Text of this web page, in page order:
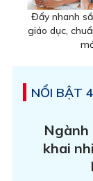
Đẩy nhanh
giáo dục,
NỔI BẬT
Ngành
khai